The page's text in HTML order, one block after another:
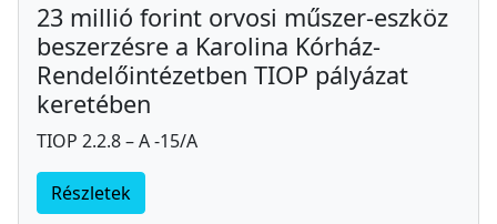
23 millió forint orvosi műszer-eszköz
beszerzésre a Karolina Kórház-
Rendelőintézetben TIOP pályázat
keretében
TIOP 2.2.8 – A -15/A
Részletek